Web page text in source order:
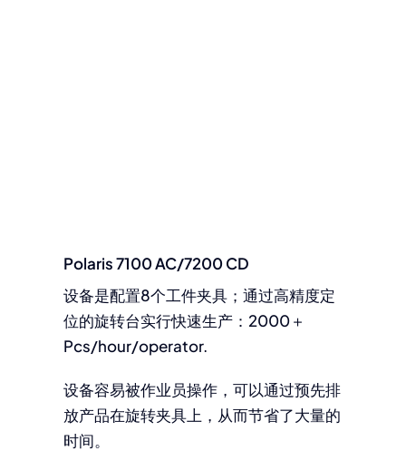
Polaris 7100 AC/7200 CD
设备是配置8个工件夹具；通过高精度定
位的旋转台实行快速生产：2000＋
Pcs/hour/operator.
设备容易被作业员操作，可以通过预先排
放产品在旋转夹具上，从而节省了大量的
时间。